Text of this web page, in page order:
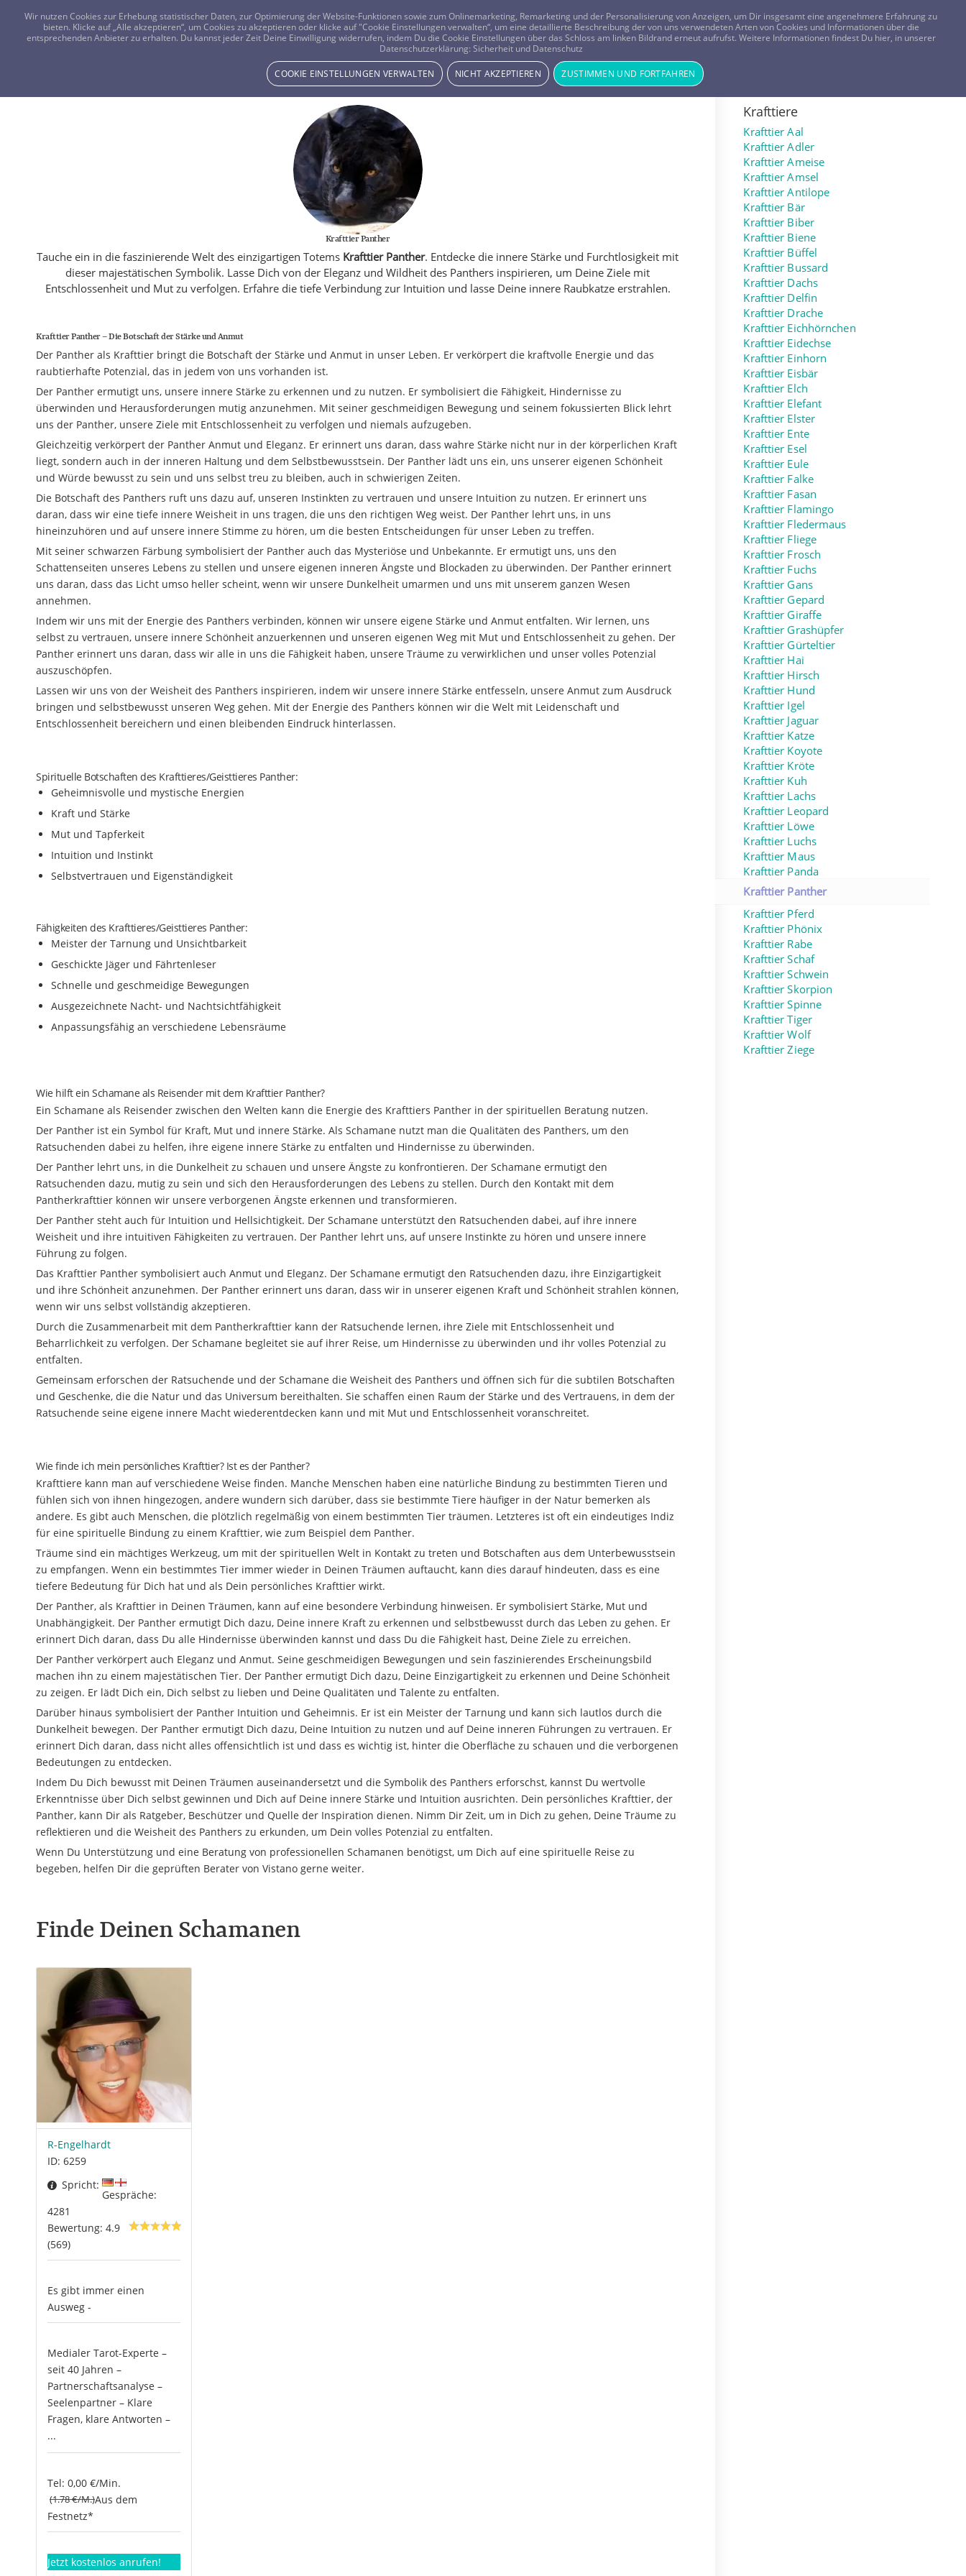
FRAGEN? KOSTENLOS ANRUFEN: 0800-8478266
Beratung Horoskope Tageskarte Magazin ANMELDEN REGISTRIEREN
Krafttier Panther
Tauche ein in die faszinierende Welt des einzigartigen Totems Krafttier Panther. Entdecke die innere Stärke und Furchtlosigkeit mit
dieser majestätischen Symbolik. Lasse Dich von der Eleganz und Wildheit des Panthers inspirieren, um Deine Ziele mit
Entschlossenheit und Mut zu verfolgen. Erfahre die tiefe Verbindung zur Intuition und lasse Deine innere Raubkatze erstrahlen.
Krafttier Panther – Die Botschaft der Stärke und Anmut
Der Panther als Krafttier bringt die Botschaft der Stärke und Anmut in unser Leben. Er verkörpert die kraftvolle Energie und das
raubtierhafte Potenzial, das in jedem von uns vorhanden ist.
Der Panther ermutigt uns, unsere innere Stärke zu erkennen und zu nutzen. Er symbolisiert die Fähigkeit, Hindernisse zu
überwinden und Herausforderungen mutig anzunehmen. Mit seiner geschmeidigen Bewegung und seinem fokussierten Blick lehrt
uns der Panther, unsere Ziele mit Entschlossenheit zu verfolgen und niemals aufzugeben.
Gleichzeitig verkörpert der Panther Anmut und Eleganz. Er erinnert uns daran, dass wahre Stärke nicht nur in der körperlichen Kraft
liegt, sondern auch in der inneren Haltung und dem Selbstbewusstsein. Der Panther lädt uns ein, uns unserer eigenen Schönheit
und Würde bewusst zu sein und uns selbst treu zu bleiben, auch in schwierigen Zeiten.
Die Botschaft des Panthers ruft uns dazu auf, unseren Instinkten zu vertrauen und unsere Intuition zu nutzen. Er erinnert uns
daran, dass wir eine tiefe innere Weisheit in uns tragen, die uns den richtigen Weg weist. Der Panther lehrt uns, in uns
hineinzuhören und auf unsere innere Stimme zu hören, um die besten Entscheidungen für unser Leben zu treffen.
Mit seiner schwarzen Färbung symbolisiert der Panther auch das Mysteriöse und Unbekannte. Er ermutigt uns, uns den
Schattenseiten unseres Lebens zu stellen und unsere eigenen inneren Ängste und Blockaden zu überwinden. Der Panther erinnert
uns daran, dass das Licht umso heller scheint, wenn wir unsere Dunkelheit umarmen und uns mit unserem ganzen Wesen
annehmen.
Indem wir uns mit der Energie des Panthers verbinden, können wir unsere eigene Stärke und Anmut entfalten. Wir lernen, uns
selbst zu vertrauen, unsere innere Schönheit anzuerkennen und unseren eigenen Weg mit Mut und Entschlossenheit zu gehen. Der
Panther erinnert uns daran, dass wir alle in uns die Fähigkeit haben, unsere Träume zu verwirklichen und unser volles Potenzial
auszuschöpfen.
Lassen wir uns von der Weisheit des Panthers inspirieren, indem wir unsere innere Stärke entfesseln, unsere Anmut zum Ausdruck
bringen und selbstbewusst unseren Weg gehen. Mit der Energie des Panthers können wir die Welt mit Leidenschaft und
Entschlossenheit bereichern und einen bleibenden Eindruck hinterlassen.
Spirituelle Botschaften des Krafttieres/Geisttieres Panther:
Geheimnisvolle und mystische Energien
Kraft und Stärke
Mut und Tapferkeit
Intuition und Instinkt
Selbstvertrauen und Eigenständigkeit
Fähigkeiten des Krafttieres/Geisttieres Panther:
Meister der Tarnung und Unsichtbarkeit
Geschickte Jäger und Fährtenleser
Schnelle und geschmeidige Bewegungen
Ausgezeichnete Nacht- und Nachtsichtfähigkeit
Anpassungsfähig an verschiedene Lebensräume
Wie hilft ein Schamane als Reisender mit dem Krafttier Panther?
Ein Schamane als Reisender zwischen den Welten kann die Energie des Krafttiers Panther in der spirituellen Beratung nutzen.
Der Panther ist ein Symbol für Kraft, Mut und innere Stärke. Als Schamane nutzt man die Qualitäten des Panthers, um den
Ratsuchenden dabei zu helfen, ihre eigene innere Stärke zu entfalten und Hindernisse zu überwinden.
Der Panther lehrt uns, in die Dunkelheit zu schauen und unsere Ängste zu konfrontieren. Der Schamane ermutigt den
Ratsuchenden dazu, mutig zu sein und sich den Herausforderungen des Lebens zu stellen. Durch den Kontakt mit dem
Pantherkrafttier können wir unsere verborgenen Ängste erkennen und transformieren.
Der Panther steht auch für Intuition und Hellsichtigkeit. Der Schamane unterstützt den Ratsuchenden dabei, auf ihre innere
Weisheit und ihre intuitiven Fähigkeiten zu vertrauen. Der Panther lehrt uns, auf unsere Instinkte zu hören und unsere innere
Führung zu folgen.
Das Krafttier Panther symbolisiert auch Anmut und Eleganz. Der Schamane ermutigt den Ratsuchenden dazu, ihre Einzigartigkeit
und ihre Schönheit anzunehmen. Der Panther erinnert uns daran, dass wir in unserer eigenen Kraft und Schönheit strahlen können,
wenn wir uns selbst vollständig akzeptieren.
Durch die Zusammenarbeit mit dem Pantherkrafttier kann der Ratsuchende lernen, ihre Ziele mit Entschlossenheit und
Beharrlichkeit zu verfolgen. Der Schamane begleitet sie auf ihrer Reise, um Hindernisse zu überwinden und ihr volles Potenzial zu
entfalten.
Gemeinsam erforschen der Ratsuchende und der Schamane die Weisheit des Panthers und öffnen sich für die subtilen Botschaften
und Geschenke, die die Natur und das Universum bereithalten. Sie schaffen einen Raum der Stärke und des Vertrauens, in dem der
Ratsuchende seine eigene innere Macht wiederentdecken kann und mit Mut und Entschlossenheit voranschreitet.
Wie finde ich mein persönliches Krafttier? Ist es der Panther?
Krafttiere kann man auf verschiedene Weise finden. Manche Menschen haben eine natürliche Bindung zu bestimmten Tieren und
fühlen sich von ihnen hingezogen, andere wundern sich darüber, dass sie bestimmte Tiere häufiger in der Natur bemerken als
andere. Es gibt auch Menschen, die plötzlich regelmäßig von einem bestimmten Tier träumen. Letzteres ist oft ein eindeutiges Indiz
für eine spirituelle Bindung zu einem Krafttier, wie zum Beispiel dem Panther.
Träume sind ein mächtiges Werkzeug, um mit der spirituellen Welt in Kontakt zu treten und Botschaften aus dem Unterbewusstsein
zu empfangen. Wenn ein bestimmtes Tier immer wieder in Deinen Träumen auftaucht, kann dies darauf hindeuten, dass es eine
tiefere Bedeutung für Dich hat und als Dein persönliches Krafttier wirkt.
Der Panther, als Krafttier in Deinen Träumen, kann auf eine besondere Verbindung hinweisen. Er symbolisiert Stärke, Mut und
Unabhängigkeit. Der Panther ermutigt Dich dazu, Deine innere Kraft zu erkennen und selbstbewusst durch das Leben zu gehen. Er
erinnert Dich daran, dass Du alle Hindernisse überwinden kannst und dass Du die Fähigkeit hast, Deine Ziele zu erreichen.
Der Panther verkörpert auch Eleganz und Anmut. Seine geschmeidigen Bewegungen und sein faszinierendes Erscheinungsbild
machen ihn zu einem majestätischen Tier. Der Panther ermutigt Dich dazu, Deine Einzigartigkeit zu erkennen und Deine Schönheit
zu zeigen. Er lädt Dich ein, Dich selbst zu lieben und Deine Qualitäten und Talente zu entfalten.
Darüber hinaus symbolisiert der Panther Intuition und Geheimnis. Er ist ein Meister der Tarnung und kann sich lautlos durch die
Dunkelheit bewegen. Der Panther ermutigt Dich dazu, Deine Intuition zu nutzen und auf Deine inneren Führungen zu vertrauen. Er
erinnert Dich daran, dass nicht alles offensichtlich ist und dass es wichtig ist, hinter die Oberfläche zu schauen und die verborgenen
Bedeutungen zu entdecken.
Indem Du Dich bewusst mit Deinen Träumen auseinandersetzt und die Symbolik des Panthers erforschst, kannst Du wertvolle
Erkenntnisse über Dich selbst gewinnen und Dich auf Deine innere Stärke und Intuition ausrichten. Dein persönliches Krafttier, der
Panther, kann Dir als Ratgeber, Beschützer und Quelle der Inspiration dienen. Nimm Dir Zeit, um in Dich zu gehen, Deine Träume zu
reflektieren und die Weisheit des Panthers zu erkunden, um Dein volles Potenzial zu entfalten.
Wenn Du Unterstützung und eine Beratung von professionellen Schamanen benötigst, um Dich auf eine spirituelle Reise zu
begeben, helfen Dir die geprüften Berater von Vistano gerne weiter.
Finde Deinen Schamanen
R-Engelhardt
ID: 6259
Spricht:
Gespräche:
4281
Bewertung: 4.9
(569)
Es gibt immer einen
Ausweg -
Medialer Tarot-Experte –
seit 40 Jahren –
Partnerschaftsanalyse –
Seelenpartner – Klare
Fragen, klare Antworten –
...
Tel: 0,00 €/Min.
(1.78 €/M.)Aus dem
Festnetz*
Jetzt kostenlos anrufen!
Krafttiere
Krafttier Aal
Krafttier Adler
Krafttier Ameise
Krafttier Amsel
Krafttier Antilope
Krafttier Bär
Krafttier Biber
Krafttier Biene
Krafttier Büffel
Krafttier Bussard
Krafttier Dachs
Krafttier Delfin
Krafttier Drache
Krafttier Eichhörnchen
Krafttier Eidechse
Krafttier Einhorn
Krafttier Eisbär
Krafttier Elch
Krafttier Elefant
Krafttier Elster
Krafttier Ente
Krafttier Esel
Krafttier Eule
Krafttier Falke
Krafttier Fasan
Krafttier Flamingo
Krafttier Fledermaus
Krafttier Fliege
Krafttier Frosch
Krafttier Fuchs
Krafttier Gans
Krafttier Gepard
Krafttier Giraffe
Krafttier Grashüpfer
Krafttier Gürteltier
Krafttier Hai
Krafttier Hirsch
Krafttier Hund
Krafttier Igel
Krafttier Jaguar
Krafttier Katze
Krafttier Koyote
Krafttier Kröte
Krafttier Kuh
Krafttier Lachs
Krafttier Leopard
Krafttier Löwe
Krafttier Luchs
Krafttier Maus
Krafttier Panda
Krafttier Panther
Krafttier Pferd
Krafttier Phönix
Krafttier Rabe
Krafttier Schaf
Krafttier Schwein
Krafttier Skorpion
Krafttier Spinne
Krafttier Tiger
Krafttier Wolf
Krafttier Ziege
Wir nutzen Cookies zur Erhebung statistischer Daten, zur Optimierung der Website-Funktionen sowie zum Onlinemarketing, Remarketing und der Personalisierung von Anzeigen, um Dir insgesamt eine angenehmere Erfahrung zu
bieten. Klicke auf „Alle akzeptieren“, um Cookies zu akzeptieren oder klicke auf "Cookie Einstellungen verwalten“, um eine detaillierte Beschreibung der von uns verwendeten Arten von Cookies und Informationen über die
entsprechenden Anbieter zu erhalten. Du kannst jeder Zeit Deine Einwilligung widerrufen, indem Du die Cookie Einstellungen über das Schloss am linken Bildrand erneut aufrufst. Weitere Informationen findest Du hier, in unserer
Datenschutzerklärung: Sicherheit und Datenschutz
COOKIE EINSTELLUNGEN VERWALTEN NICHT AKZEPTIEREN ZUSTIMMEN UND FORTFAHREN